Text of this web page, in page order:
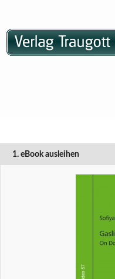
1. eBook ausleihen